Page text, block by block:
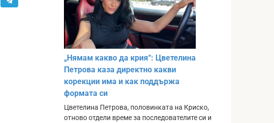
„Нямам какво да крия“: Цветелина
Петрова каза директно какви
корекции има и как поддържа
формата си
Цветелина Петрова, половинката на Криско,
отново отдели време за последователите си и